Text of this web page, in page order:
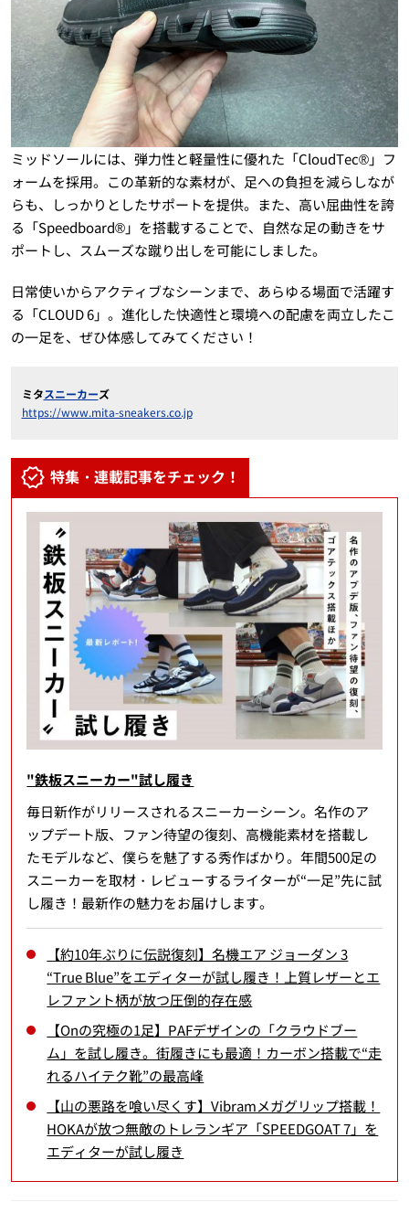
ミッドソールには、弾力性と軽量性に優れた「CloudTec®」フ
ォームを採用。この革新的な素材が、足への負担を減らしなが
らも、しっかりとしたサポートを提供。また、高い屈曲性を誇
る「Speedboard®」を搭載することで、自然な足の動きをサ
ポートし、スムーズな蹴り出しを可能にしました。
日常使いからアクティブなシーンまで、あらゆる場面で活躍す
る「CLOUD 6」。進化した快適性と環境への配慮を両立したこ
の一足を、ぜひ体感してみてください！
ミタスニーカーズ
https://www.mita-sneakers.co.jp
特集・連載記事をチェック！
"鉄板スニーカー"試し履き
毎日新作がリリースされるスニーカーシーン。名作のア
ップデート版、ファン待望の復刻、高機能素材を搭載し
たモデルなど、僕らを魅了する秀作ばかり。年間500足の
スニーカーを取材・レビューするライターが“一足”先に試
し履き！最新作の魅力をお届けします。
【約10年ぶりに伝説復刻】名機エア ジョーダン 3
“True Blue”をエディターが試し履き！上質レザーとエ
レファント柄が放つ圧倒的存在感
【Onの究極の1足】PAFデザインの「クラウドブー
ム」を試し履き。街履きにも最適！カーボン搭載で“走
れるハイテク靴”の最高峰
【山の悪路を喰い尽くす】Vibramメガグリップ搭載！
HOKAが放つ無敵のトレランギア「SPEEDGOAT 7」を
エディターが試し履き